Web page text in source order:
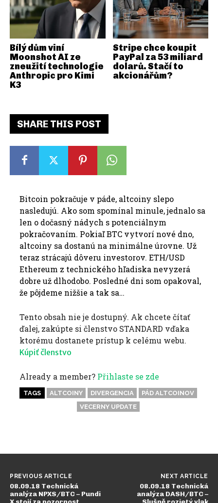
SHARE THIS POST
Bitcoin pokračuje v páde, altcoiny slepo
nasledujú. Ako som spomínal minule, jednalo sa
len o dočasný nádych s potenciálnym
pokračovaním. Pokiaľ BTC vytvorí nové dno,
altcoiny sa dostanú na minimálne úrovne. Už
teraz strácajú dôveru investorov. ETH/USD
Ethereum z technického hľadiska nevyzerá
dobre už dlhodobo. Posledné dni som opakoval,
že pôjdeme nižšie a tak sa…
Tento obsah nie je dostupný. Ak chcete čítať
ďalej, zakúpte si členstvo STANDARD vďaka
ktorému dostanete prístup k celému webu.
Kúpiť členstvo
Already a member? Přihlaste se zde
TAGS ALTCOINY DIVERGENCIA
PÁD ALTCOINOV
VECERNY UPDATE
Bílý dům viní
Moonshot AI ze
zneužití technologie
Anthropic pro Kimi
K3
Stripe chce koupit
PayPal za 53 miliard
dolarů. Stačí to
akcionářům?
PREVIOUS ARTICLE
08.09.18 Technická
analýza NPXS/BTC – Pundi
NEXT ARTICLE
08.09.18 Technická
analýza DASH/BTC –